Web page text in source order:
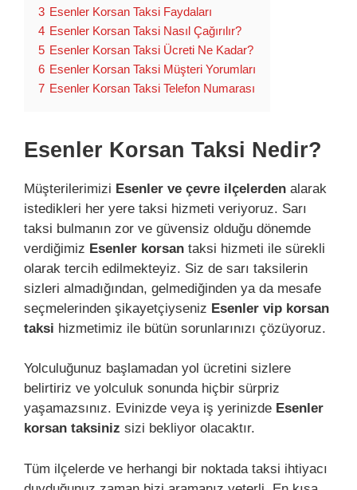
3 Esenler Korsan Taksi Faydaları
4 Esenler Korsan Taksi Nasıl Çağırılır?
5 Esenler Korsan Taksi Ücreti Ne Kadar?
6 Esenler Korsan Taksi Müşteri Yorumları
7 Esenler Korsan Taksi Telefon Numarası
Esenler Korsan Taksi Nedir?
Müşterilerimizi Esenler ve çevre ilçelerden alarak
istedikleri her yere taksi hizmeti veriyoruz. Sarı
taksi bulmanın zor ve güvensiz olduğu dönemde
verdiğimiz Esenler korsan taksi hizmeti ile sürekli
olarak tercih edilmekteyiz. Siz de sarı taksilerin
sizleri almadığından, gelmediğinden ya da mesafe
seçmelerinden şikayetçiyseniz Esenler vip korsan
taksi hizmetimiz ile bütün sorunlarınızı çözüyoruz.
Yolculuğunuz başlamadan yol ücretini sizlere
belirtiriz ve yolculuk sonunda hiçbir sürpriz
yaşamazsınız. Evinizde veya iş yerinizde Esenler
korsan taksiniz sizi bekliyor olacaktır.
Tüm ilçelerde ve herhangi bir noktada taksi ihtiyacı